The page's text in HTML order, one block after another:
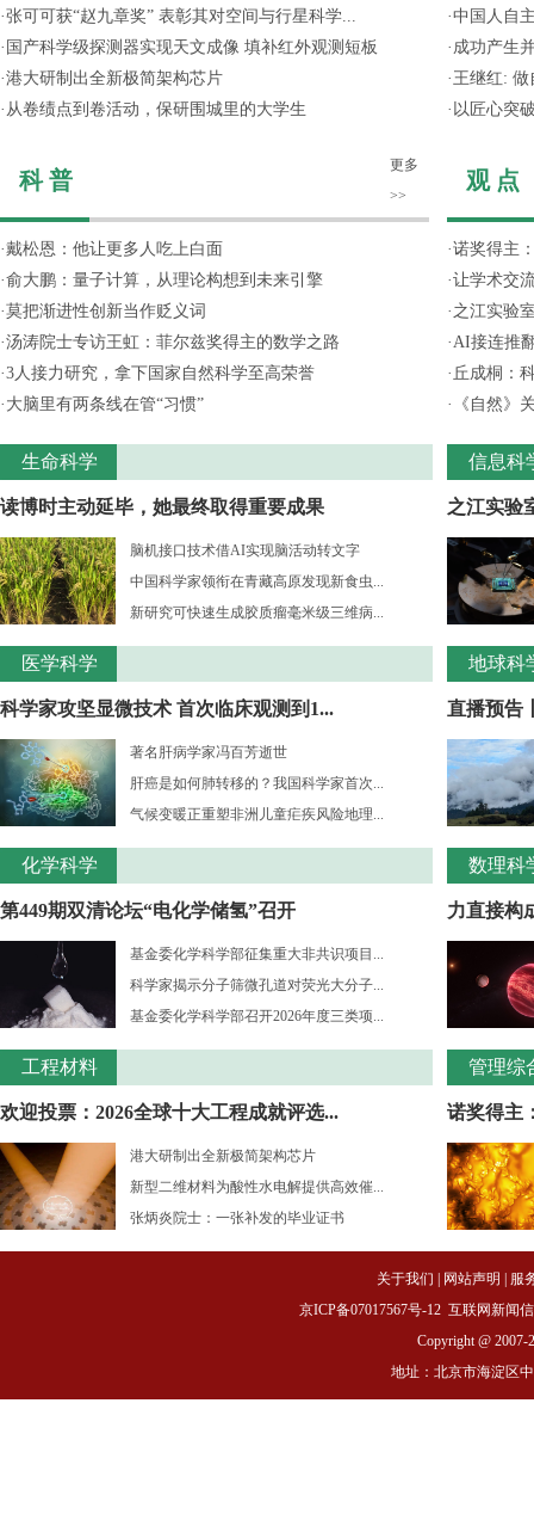
·张可可获“赵九章奖” 表彰其对空间与行星科学...
· 国产科学级探测器实现天文成像 填补红外观测短板
·港大研制出全新极简架构芯片
· 从卷绩点到卷活动，保研围城里的大学生
科 普
更多
>>
·戴松恩：他让更多人吃上白面
·俞大鹏：量子计算，从理论构想到未来引擎
·莫把渐进性创新当作贬义词
·汤涛院士专访王虹：菲尔兹奖得主的数学之路
·3人接力研究，拿下国家自然科学至高荣誉
· 大脑里有两条线在管“习惯”
生命科学
读博时主动延毕，她最终取得重要成果
脑机接口技术借AI实现脑活动转文字
中国科学家领衔在青藏高原发现新食虫...
新研究可快速生成胶质瘤毫米级三维病...
医学科学
科学家攻坚显微技术 首次临床观测到1...
著名肝病学家冯百芳逝世
肝癌是如何肺转移的？我国科学家首次...
气候变暖正重塑非洲儿童疟疾风险地理...
化学科学
第449期双清论坛“电化学储氢”召开
基金委化学科学部征集重大非共识项目...
科学家揭示分子筛微孔道对荧光大分子...
基金委化学科学部召开2026年度三类项...
工程材料
欢迎投票：2026全球十大工程成就评选...
港大研制出全新极简架构芯片
新型二维材料为酸性水电解提供高效催...
张炳炎院士：一张补发的毕业证书
·中国人自
· 成功产生
· 王继红: 做
· 以匠心突
观 点
·诺奖得主
·让学术交
· 之江实验
·AI接连推
· 丘成桐：
·
《自然》
信息科
之江实验
地球科
直播预告
数理科
力直接构
管理综
诺奖得主
关于我们 网站声明
服
京ICP备07017567号-12 互联网新闻
Copyright @ 2007-
地址：北京市海淀区